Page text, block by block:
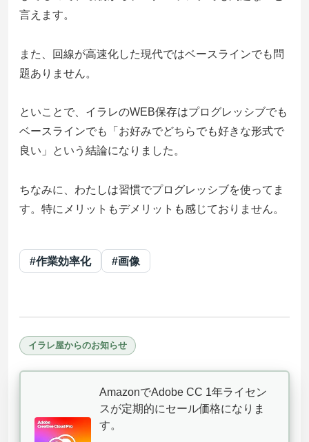
言えます。
また、回線が高速化した現代ではベースラインでも問
題ありません。
といことで、イラレのWEB保存はプログレッシブでも
ベースラインでも「お好みでどちらでも好きな形式で
良い」という結論になりました。
ちなみに、わたしは習慣でプログレッシブを使ってま
す。特にメリットもデメリットも感じておりません。
#作業効率化 #画像
イラレ屋からのお知らせ
AmazonでAdobe CC 1年ライセン
スが定期的にセール価格になりま
す。